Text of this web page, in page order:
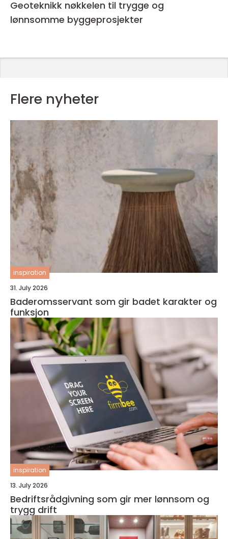
Geoteknikk nøkkelen til trygge og
lønnsomme byggeprosjekter
Flere nyheter
inspiration
31. July 2026
Baderomsservant som gir badet karakter og
funksjon
inspiration
13. July 2026
Bedriftsrådgivning som gir mer lønnsom og
trygg drift